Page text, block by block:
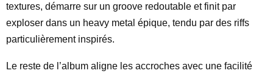
textures, démarre sur un groove redoutable et finit par
exploser dans un heavy metal épique, tendu par des riffs
particulièrement inspirés.
Le reste de l’album aligne les accroches avec une facilité